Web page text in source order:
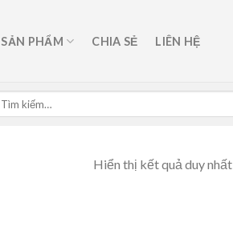
SẢN PHẨM CHIA SẺ LIÊN HỆ
Hiển thị kết quả duy nhất